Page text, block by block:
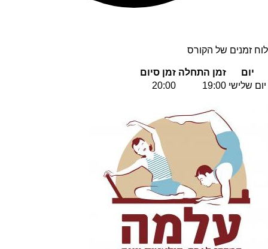
לוח זמנים של הקורס
יום זמן התחלה זמן סיום
יום שלישי 19:00
20:00